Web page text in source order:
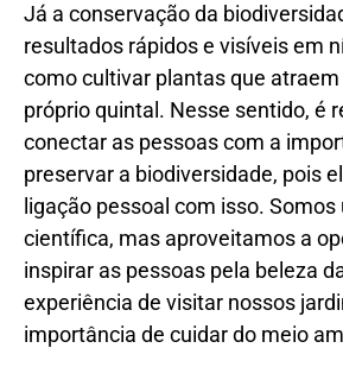
Já a conservação da
resultados rápidos e visíveis em
como cultivar plantas que
próprio quintal. Nesse sentido, é
conectar as pessoas com a
preservar a biodiversidade, pois
ligação pessoal com isso.
científica, mas aproveitamos a
inspirar as pessoas pela beleza
experiência de visitar nossos
importância de cuidar do meio